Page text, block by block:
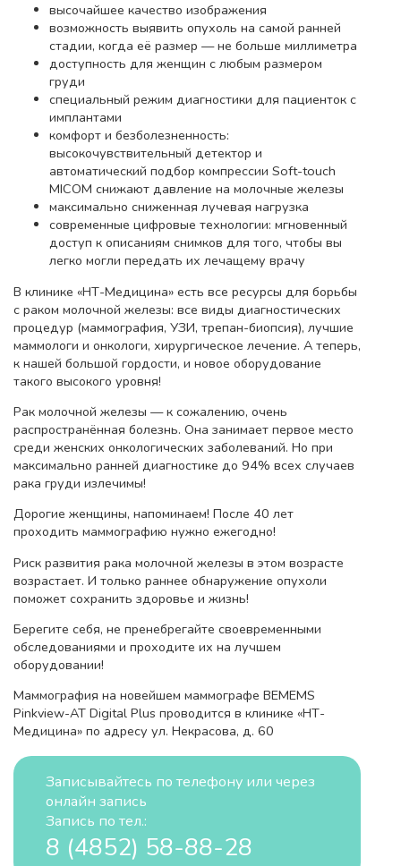
высочайшее качество изображения
возможность выявить опухоль на самой ранней
стадии, когда её размер — не больше миллиметра
доступность для женщин с любым размером
груди
специальный режим диагностики для пациенток с
имплантами
комфорт и безболезненность:
высокочувствительный детектор и
автоматический подбор компрессии Soft-touch
MICOM снижают давление на молочные железы
максимально сниженная лучевая нагрузка
современные цифровые технологии: мгновенный
доступ к описаниям снимков для того, чтобы вы
легко могли передать их лечащему врачу
В клинике «НТ-Медицина» есть все ресурсы для борьбы
с раком молочной железы: все виды диагностических
процедур (маммография, УЗИ, трепан-биопсия), лучшие
маммологи и онкологи, хирургическое лечение. А теперь,
к нашей большой гордости, и новое оборудование
такого высокого уровня!
Рак молочной железы — к сожалению, очень
распространённая болезнь. Она занимает первое место
среди женских онкологических заболеваний. Но при
максимально ранней диагностике до 94% всех случаев
рака груди излечимы!
Дорогие женщины, напоминаем! После 40 лет
проходить маммографию нужно ежегодно!
Риск развития рака молочной железы в этом возрасте
возрастает. И только раннее обнаружение опухоли
поможет сохранить здоровье и жизнь!
Берегите себя, не пренебрегайте своевременными
обследованиями и проходите их на лучшем
оборудовании!
Маммография на новейшем маммографе BEMEMS
Pinkview-AT Digital Plus проводится в клинике «НТ-
Медицина» по адресу ул. Некрасова, д. 60
Записывайтесь по телефону или через
онлайн запись
Запись по тел.:
8 (4852) 58-88-28